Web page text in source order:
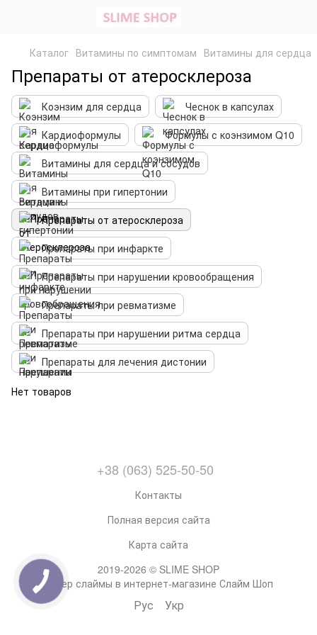
Каталог Витамины по симптомам Витамины для сердца
Препараты от атеросклероза
Коэнзим для сердца
Чеснок в капсулах
Кардиоформулы
Формулы с коэнзимом Q10
Витамины для сердца и сосудов
Витамины при гипертонии
Препараты от атеросклероза
Препараты при инфаркте
Препараты при нарушении кровообращения
Препараты при ревматизме
Препараты при нарушении ритма сердца
Препараты для лечения дистонии
Нет товаров
+38 (063) 525-50-50
Контакты
Полная версия сайта
Карта сайта
2019-2026 © SLIME SHOP
Супер слаймы в интернет-магазине Слайм Шоп
Рус Укр